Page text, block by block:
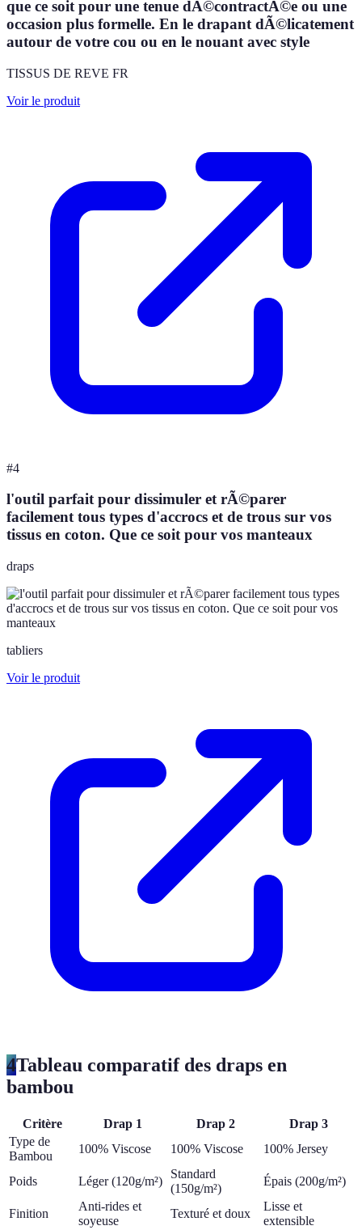
que ce soit pour une tenue dÃ©contractÃ©e ou une
occasion plus formelle. En le drapant dÃ©licatement
autour de votre cou ou en le nouant avec style
TISSUS DE REVE FR
Voir le produit
#4
l'outil parfait pour dissimuler et rÃ©parer
facilement tous types d'accrocs et de trous sur vos
tissus en coton. Que ce soit pour vos manteaux
draps
tabliers
Voir le produit
4Tableau comparatif des draps en
bambou
Critère Drap 1 Drap 2
Drap 3
Type de
Bambou
100% Viscose 100% Viscose 100% Jersey
Poids Léger (120g/m²)
Standard
(150g/m²)
Épais (200g/m²)
Finition
Anti-rides et
soyeuse
Texturé et doux
Lisse et
extensible